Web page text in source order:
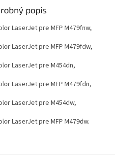
popis
LaserJet pre MFP M479fnw,
LaserJet pre MFP M479fdw,
LaserJet pre M454dn,
LaserJet pre MFP M479fdn,
LaserJet pre M454dw,
LaserJet pre MFP M479dw.